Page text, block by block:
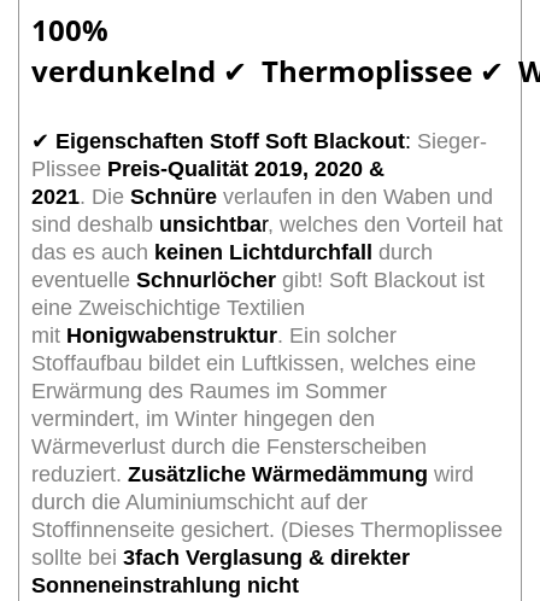
100%
verdunkelnd ✔ Thermoplissee ✔
✔ Eigenschaften Stoff Soft Blackout: Sieger-
Plissee Preis-Qualität 2019, 2020 &
2021. Die Schnüre verlaufen in den Waben und
sind deshalb unsichtbar, welches den Vorteil hat
das es auch keinen Lichtdurchfall
durch
eventuelle Schnurlöcher gibt! Soft Blackout ist
eine Zweischichtige Textilien
mit Honigwabenstruktur. Ein solcher
Stoffaufbau bildet ein Luftkissen, welches eine
Erwärmung des Raumes im Sommer
vermindert, im Winter hingegen den
Wärmeverlust durch die Fensterscheiben
reduziert. Zusätzliche Wärmedämmung wird
durch die Aluminiumschicht auf der
Stoffinnenseite gesichert. (Dieses Thermoplissee
sollte bei 3fach Verglasung & direkter
Sonneneinstrahlung nicht